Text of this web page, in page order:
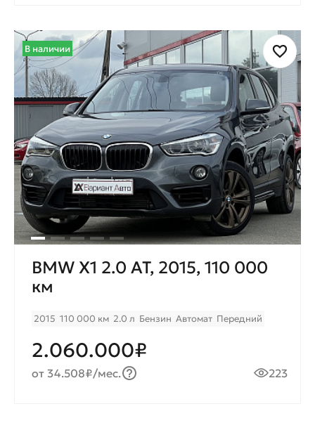
В наличии
BMW X1 2.0 AT, 2015, 110 000
км
2015 110 000 км 2.0 л Бензин Автомат Передний
2.060.000₽
от 34.508₽/мес. 223